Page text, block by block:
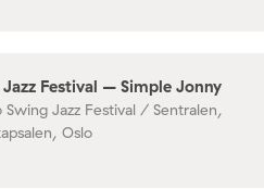
Festival – Simple Jonny
Swing Jazz Festival / Sentralen,
Oslo